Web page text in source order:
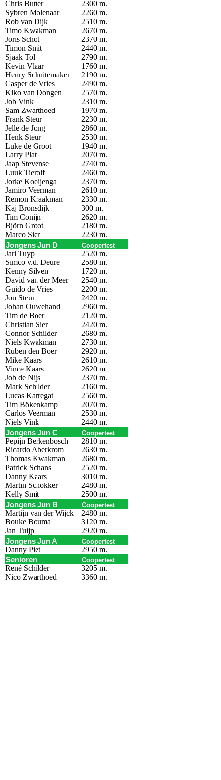
Chris Butter
2300 m.
Sybren Molenaar
2260 m.
Rob van Dijk
2510 m.
Timo Kwakman
2670 m.
Joris Schot
2370 m.
Timon Smit
2440 m.
Sjaak Tol
2790 m.
Kevin Vlaar
1760 m.
Henry Schuitemaker
2190 m.
Casper de Vries
2490 m.
Kiko van Dongen
2570 m.
Job Vink
2310 m.
Sam Zwarthoed
1970 m.
Frank Steur
2230 m.
Jelle de Jong
2860 m.
Henk Steur
2530 m.
Luke de Groot
1940 m.
Larry Plat
2070 m.
Jaap Stevense
2740 m.
Luuk Tierolf
2460 m.
Jorke Kooijenga
2370 m.
Jamiro Veerman
2610 m.
Remon Kraakman
2330 m.
Kaj Bronsdijk
300 m.
Tim Conijn
2620 m.
Björn Groot
2180 m.
Marco Sier
2230 m.
Jongens Jun D Coopertest
Jari Tuyp
2520 m.
Simco v.d. Deure
2580 m.
Kenny Silven
1720 m.
David van der Meer
2540 m.
Guido de Vries
2200 m.
Jon Steur
2420 m.
Johan Ouwehand
2960 m.
Tim de Boer
2120 m.
Christian Sier
2420 m.
Connor Schilder
2680 m.
Niels Kwakman
2730 m.
Ruben den Boer
2920 m.
Mike Kaars
2610 m.
Vince Kaars
2620 m.
Job de Nijs
2370 m.
Mark Schilder
2160 m.
Lucas Karregat
2560 m.
Tim Bökenkamp
2070 m.
Carlos Veerman
2530 m.
Niels Vink
2440 m.
Jongens Jun C Coopertest
Pepijn Berkenbosch
2810 m.
Ricardo Aberkrom
2630 m.
Thomas Kwakman
2680 m.
Patrick Schans
2520 m.
Danny Kaars
3010 m.
Martin Schokker
2480 m.
Kelly Smit
2500 m.
Jongens Jun B Coopertest
Martijn van der Wijck
2480 m.
Bouke Bouma
3120 m.
Jan Tuijp
2920 m.
Jongens Jun A Coopertest
Danny Piet 2950 m.
Senioren Coopertest
René Schilder
3205 m.
Nico Zwarthoed
3360 m.